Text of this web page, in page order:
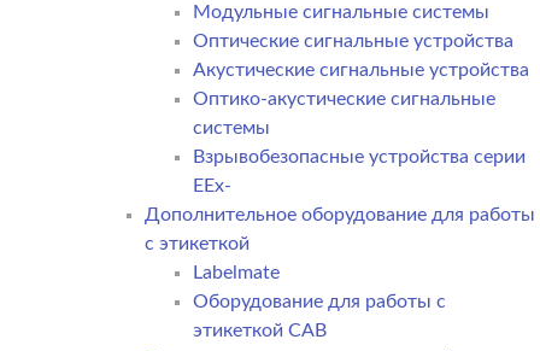
Модульные сигнальные системы
Оптические сигнальные устройства
Акустические сигнальные устройства
Оптико-акустические сигнальные
системы
Взрывобезопасные устройства серии
EEx-
Дополнительное оборудование для работы
с этикеткой
Labelmate
Оборудование для работы с
этикеткой CAB